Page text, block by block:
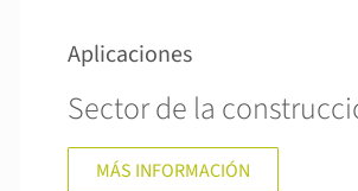
Aplicaciones
Sector de la
MÁS INFORMACIÓN